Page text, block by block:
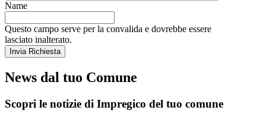
Name
Questo campo serve per la convalida e dovrebbe essere
lasciato inalterato.
News dal tuo Comune
Scopri le notizie di Impregico del tuo comune